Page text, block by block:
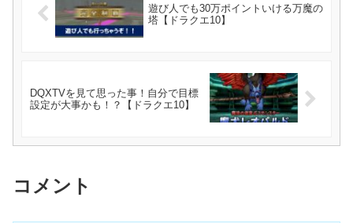
遊び人でも30万ポイントいける万魔の
塔【ドラクエ10】
DQXTVを見て思った事！自分で目標
設定が大事かも！？【ドラクエ10】
コメント